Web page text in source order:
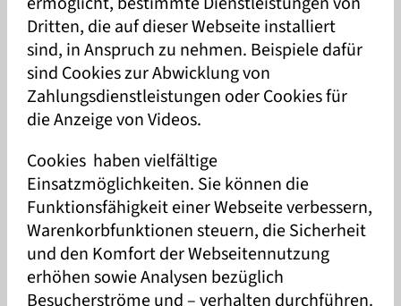
Dritten, die auf dieser Webseite installiert
sind, in Anspruch zu nehmen. Beispiele dafür
sind Cookies zur Abwicklung von
Zahlungsdienstleistungen oder Cookies für
die Anzeige von Videos.
Cookies haben vielfältige
Einsatzmöglichkeiten. Sie können die
Funktionsfähigkeit einer Webseite verbessern,
Warenkorbfunktionen steuern, die Sicherheit
und den Komfort der Webseitennutzung
erhöhen sowie Analysen bezüglich
Besucherströme und – verhalten durchführen.